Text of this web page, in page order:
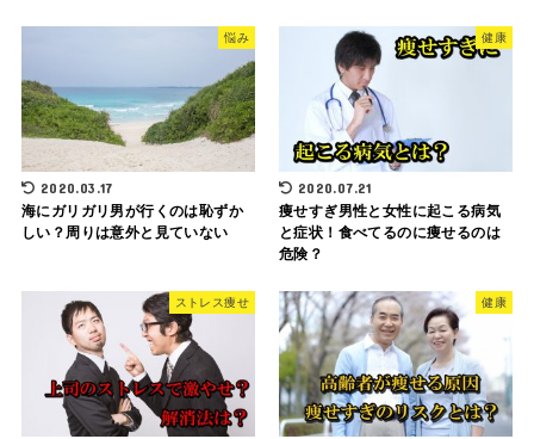
悩み
2020.03.17
海にガリガリ男が行くのは恥ずか
しい？周りは意外と見ていない
健康
2020.07.21
痩せすぎ男性と女性に起こる病気
と症状！食べてるのに痩せるのは
危険？
ストレス痩せ 健康